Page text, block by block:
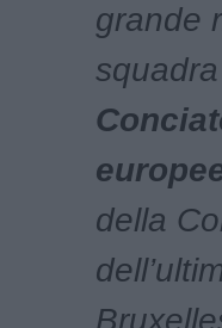
grande
squadra
della